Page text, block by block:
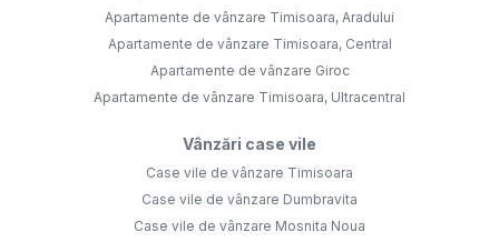
Apartamente de vânzare Timisoara, Aradului
Apartamente de vânzare Timisoara, Central
Apartamente de vânzare Giroc
Apartamente de vânzare Timisoara, Ultracentral
Vânzări case vile
Case vile de vânzare Timisoara
Case vile de vânzare Dumbravita
Case vile de vânzare Mosnita Noua